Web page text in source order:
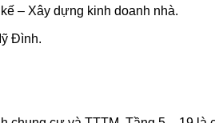
– Xây dựng kinh doanh nhà.
Đình.